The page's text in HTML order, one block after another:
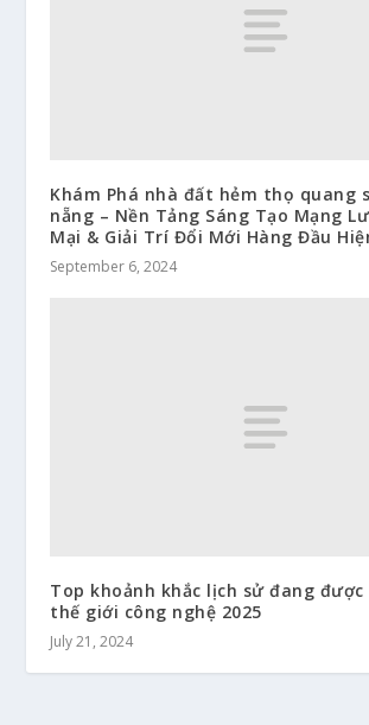
Khám Phá nhà đất hẻm thọ quang
nẵng – Nền Tảng Sáng Tạo Mạng
Mại & Giải Trí Đổi Mới Hàng Đầu
September 6, 2024
Top khoảnh khắc lịch sử đang
thế giới công nghệ 2025
July 21, 2024